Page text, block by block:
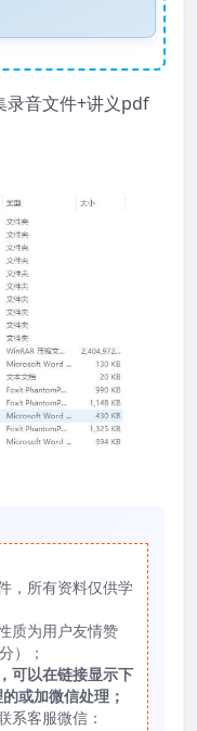
录音文件+讲义pdf
，所有资料仅供学
质为用户友情赞
）；
可以在链接显示下
或加微信处理；
系客服微信：